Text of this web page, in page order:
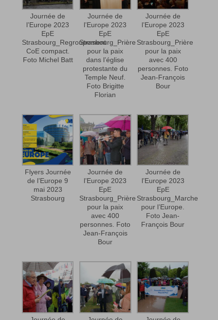
Journée de
l’Europe 2023
EpE
Strasbourg_Regroupement
CoE compact.
Foto Michel Batt
Journée de
l’Europe 2023
EpE
Strasbourg_Prière
pour la paix
dans l’église
protestante du
Temple Neuf.
Foto Brigitte
Florian
Journée de
l’Europe 2023
EpE
Strasbourg_Prière
pour la paix
avec 400
personnes. Foto
Jean-François
Bour
Flyers Journée
de l’Europe 9
mai 2023
Strasbourg
Journée de
l’Europe 2023
EpE
Strasbourg_Prière
pour la paix
avec 400
personnes. Foto
Jean-François
Bour
Journée de
l’Europe 2023
EpE
Strasbourg_Marche
pour l’Europe.
Foto Jean-
François Bour